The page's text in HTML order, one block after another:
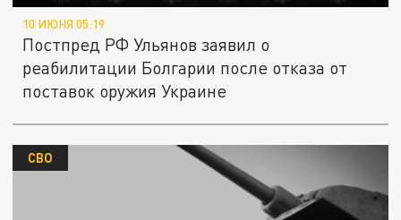
10 ИЮНЯ 05:19
Постпред РФ Ульянов заявил о
реабилитации Болгарии после отказа от
поставок оружия Украине
СВО